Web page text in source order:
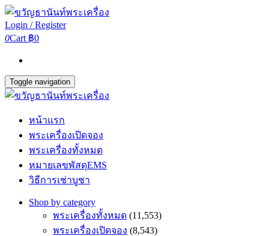
Login / Register
0Cart ฿0
Toggle navigation
หน้าแรก
พระเครื่องเปิดจอง
พระเครื่องทั้งหมด
หมายเลขพัสดุEMS
วิธีการเช่าบูชา
Shop by category
พระเครื่องทั้งหมด (11,553)
พระเครื่องเปิดจอง (8,543)